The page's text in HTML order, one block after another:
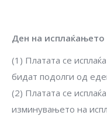
Ден на исплаќањето
(1) Платата се
бидат подолги од
(2) Платата се
изминувањето на